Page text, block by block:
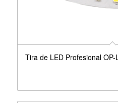
Tira de LED Profesional